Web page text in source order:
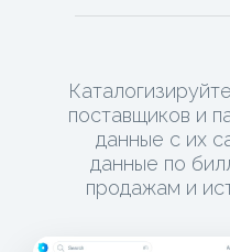
поставщиков и
данные с их
данные по
продажам и